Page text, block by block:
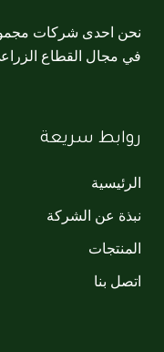
نحن احدى شركات
في مجال القطاع
روابط سريعة
الرئيسية
نبذة عن الشركة
المنتجات
اتصل بنا